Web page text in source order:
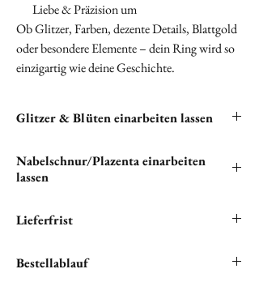
Liebe & Präzision um
Ob Glitzer, Farben, dezente Details, Blattgold
oder besondere Elemente – dein Ring wird so
einzigartig wie deine Geschichte.
Glitzer & Blüten einarbeiten lassen
deine Halskette einarbeiten zu lassen. Bitte
klicken unten auf "
Nabelschnur/Plazenta einarbeiten
lassen
deinem einzigartigen Schmuckstück verewigen
Bitte teile uns unter '
' mit, wie wir
Lieferfrist
schnellstmöglich auf die Reise zu ihnen zu
Bestellablauf